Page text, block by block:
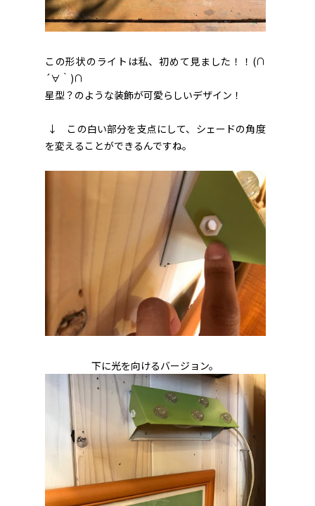
この形状のライトは私、初めて見ました！！(∩
´∀｀)∩
星型？のような装飾が可愛らしいデザイン！
↓ この白い部分を支点にして、シェードの角度
を変えることができるんですね。
下に光を向けるバージョン。